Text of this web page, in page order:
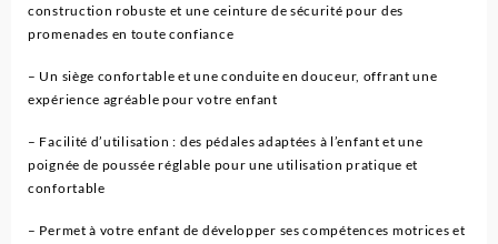
construction robuste et une ceinture de sécurité pour des
promenades en toute confiance
– Un siège confortable et une conduite en douceur, offrant une
expérience agréable pour votre enfant
– Facilité d’utilisation : des pédales adaptées à l’enfant et une
poignée de poussée réglable pour une utilisation pratique et
confortable
– Permet à votre enfant de développer ses compétences motrices et